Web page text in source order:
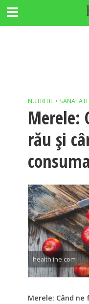
NUTRITIE • SANATATE
Merele:
rău și
healthline.com
Merele: Când